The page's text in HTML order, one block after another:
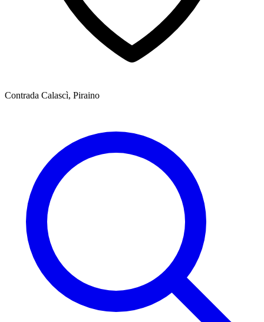
Contrada Calascì, Piraino